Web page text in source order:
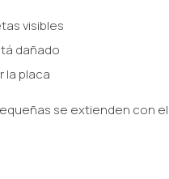
visibles
dañado
la placa
se extienden con